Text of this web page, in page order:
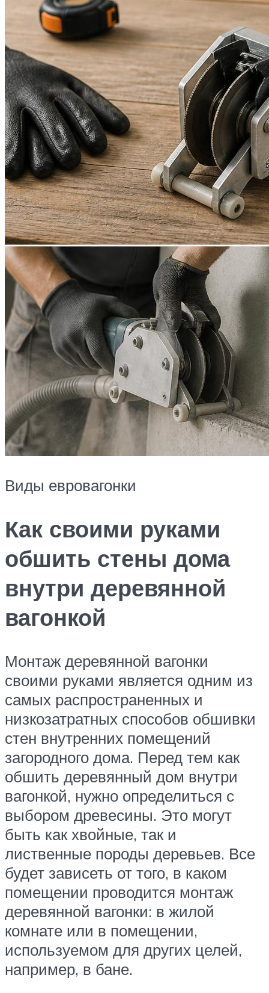
Виды евровагонки
Как своими руками
обшить стены дома
внутри деревянной
вагонкой
Монтаж деревянной вагонки
своими руками является одним из
самых распространенных и
низкозатратных способов обшивки
стен внутренних помещений
загородного дома. Перед тем как
обшить деревянный дом внутри
вагонкой, нужно определиться с
выбором древесины. Это могут
быть как хвойные, так и
лиственные породы деревьев. Все
будет зависеть от того, в каком
помещении проводится монтаж
деревянной вагонки: в жилой
комнате или в помещении,
используемом для других целей,
например, в бане.